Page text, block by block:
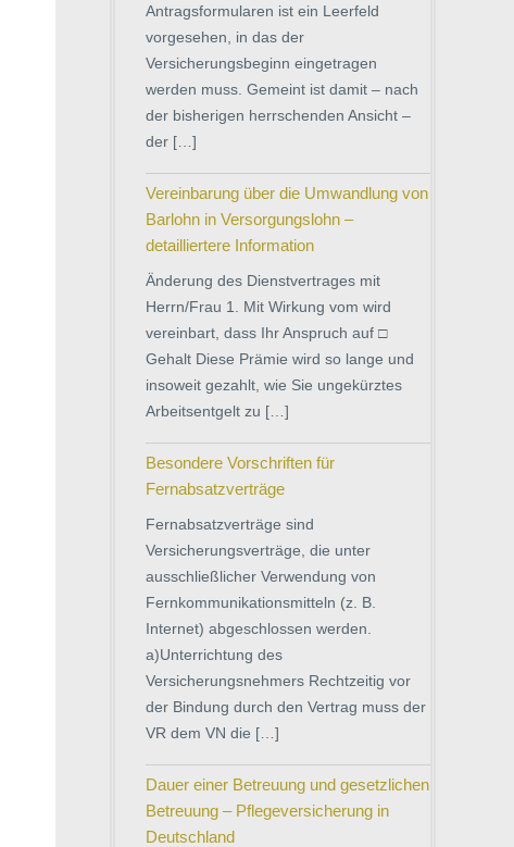
Antragsformularen ist ein Leerfeld
vorgesehen, in das der
Versicherungsbeginn eingetragen
werden muss. Gemeint ist damit – nach
der bisherigen herrschenden Ansicht –
der […]
Vereinbarung über die Umwandlung von
Barlohn in Versorgungslohn –
detailliertere Information
Änderung des Dienstvertrages mit
Herrn/Frau 1. Mit Wirkung vom wird
vereinbart, dass Ihr Anspruch auf □
Gehalt Diese Prämie wird so lange und
insoweit gezahlt, wie Sie ungekürztes
Arbeitsentgelt zu […]
Besondere Vorschriften für
Fernabsatzverträge
Fernabsatzverträge sind
Versicherungsverträge, die unter
ausschließlicher Verwendung von
Fernkommunikationsmitteln (z. B.
Internet) abgeschlossen werden.
a)Unterrichtung des
Versicherungsnehmers Rechtzeitig vor
der Bindung durch den Vertrag muss der
VR dem VN die […]
Dauer einer Betreuung und gesetzlichen
Betreuung – Pflegeversicherung in
Deutschland